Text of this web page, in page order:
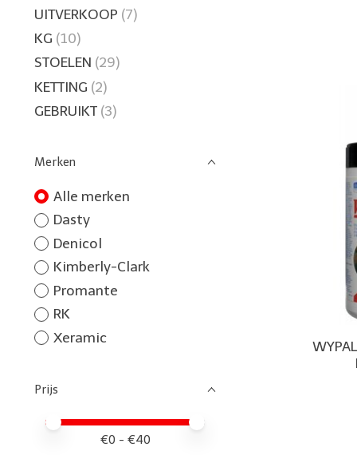
UITVERKOOP (7)
KG (10)
STOELEN (29)
KETTING (2)
GEBRUIKT (3)
Merken
Alle merken
Dasty
Denicol
Kimberly-Clark
Promante
RK
Xeramic
Prijs
Minimale prijswaarde
Price maximum value
€0 - €40